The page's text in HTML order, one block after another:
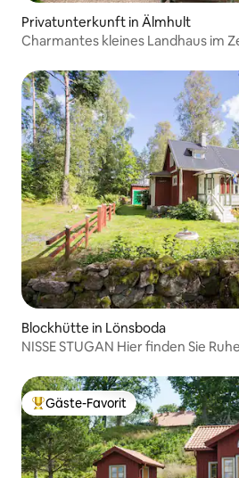
Privatunterkunft in Älmhult
Charmantes kleines Landhaus im
Blockhütte in Lönsboda
NISSE STUGAN Hier finden Sie
Beliebter Gäste-Favorit.
Gäste-Favorit